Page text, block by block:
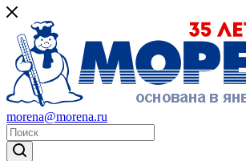
morena@morena.ru